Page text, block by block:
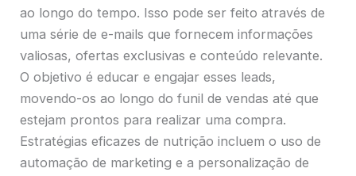
ao longo do tempo. Isso pode ser feito através de
uma série de e-mails que fornecem informações
valiosas, ofertas exclusivas e conteúdo relevante.
O objetivo é educar e engajar esses leads,
movendo-os ao longo do funil de vendas até que
estejam prontos para realizar uma compra.
Estratégias eficazes de nutrição incluem o uso de
automação de marketing e a personalização de